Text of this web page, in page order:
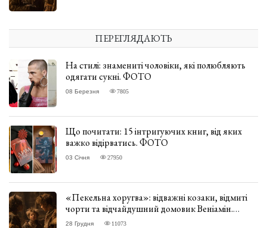
ПЕРЕГЛЯДАЮТЬ
На стилі: знамениті чоловіки, які полюбляють
одягати сукні. ФОТО
08 Березня 7805
Що почитати: 15 інтригуючих книг, від яких
важко відірватись. ФОТО
03 Січня 27950
«Пекельна хоругва»: відважні козаки, відмиті
чорти та відчайдушний домовик Веніамін.
ВІДГУК
28 Грудня 11073